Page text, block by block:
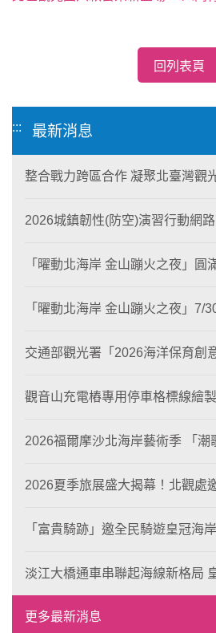
回列表頁
::: 最新消息
整合戰力跨區合作 凝聚北臺灣觀
2026城鎮韌性(防空)演習行動網
「曜動北海岸 金山蹦火之夜」圓滿成功 北觀
「曜動北海岸 金山蹦火之夜」7/
交通部觀光署「2026海洋保育創
觀音山充電樁專用停車格標線繪
2026福爾摩沙北海岸藝術季 「潮
2026夏季旅展盛大揭幕！北觀處
「富貴騎跡」邀全民騎遊皇冠海
淡江大橋通車串聯起海線新格局
風格形塑即日起開放報名
更多最新消息